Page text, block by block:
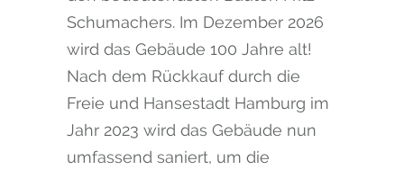
Schumachers. Im Dezember 2026
wird das Gebäude 100 Jahre alt!
Nach dem Rückkauf durch die
Freie und Hansestadt Hamburg im
Jahr 2023 wird das Gebäude nun
umfassend saniert, um die